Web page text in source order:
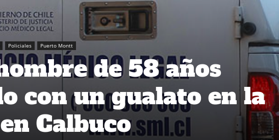
Policiales Puerto Montt
de 58 años
con un gualato en la
Calbuco